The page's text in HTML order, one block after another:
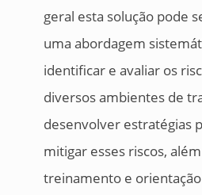
geral esta solução pode
uma abordagem
identificar e avaliar os
diversos ambientes de
desenvolver estratégias
mitigar esses riscos,
treinamento e